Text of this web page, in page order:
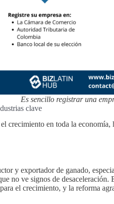
Es sencillo registrar una
clave
crecimiento en toda la
y exportador de ganado,
no ve signos de
el crecimiento, y la reforma